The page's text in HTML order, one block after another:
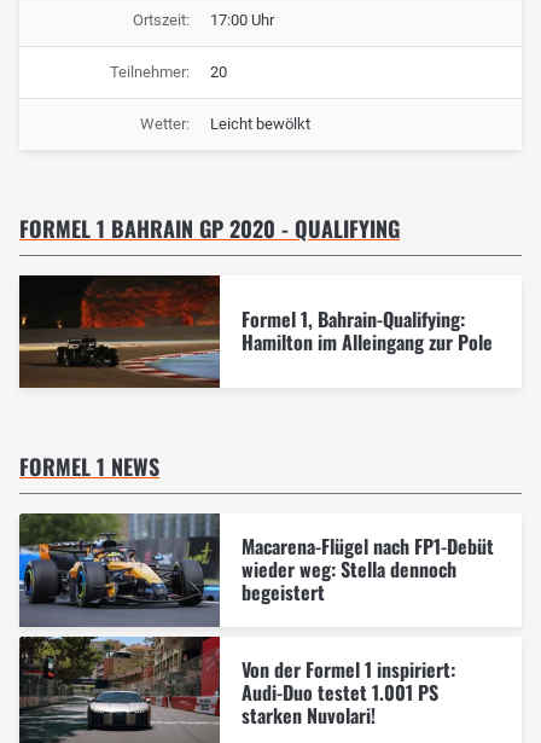
Ortszeit: 17:00 Uhr
Teilnehmer: 20
Wetter: Leicht bewölkt
FORMEL 1 BAHRAIN GP 2020 - QUALIFYING
Formel 1, Bahrain-Qualifying:
Hamilton im Alleingang zur Pole
FORMEL 1 NEWS
Macarena-Flügel nach FP1-Debüt
wieder weg: Stella dennoch
begeistert
Von der Formel 1 inspiriert:
Audi-Duo testet 1.001 PS
starken Nuvolari!